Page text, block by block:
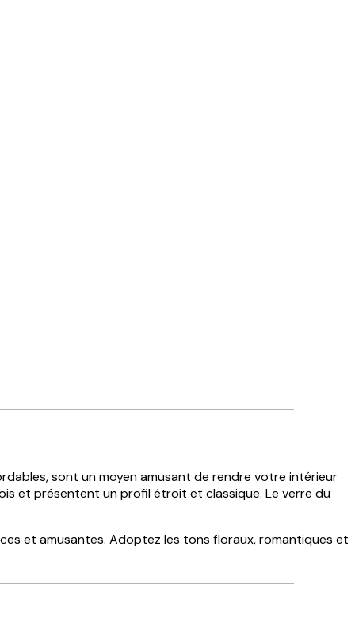
sont un moyen amusant de rendre votre intérieur
et présentent un profil étroit et classique. Le verre du
et amusantes. Adoptez les tons floraux, romantiques et